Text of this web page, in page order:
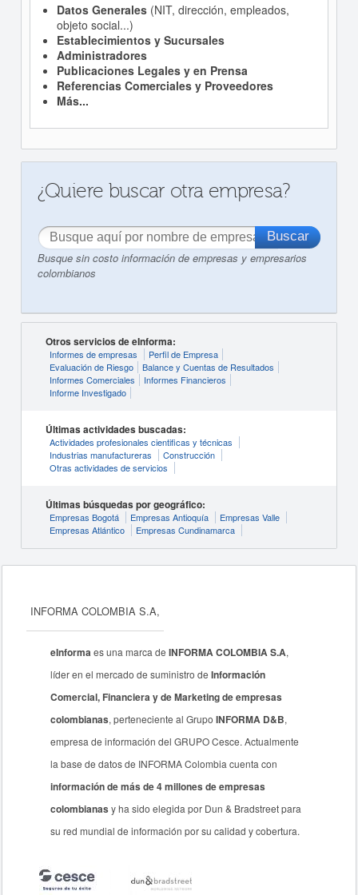
Datos Generales(NIT, dirección, empleados,
objeto social...)
Establecimientos y Sucursales
Administradores
Publicaciones Legales y en Prensa
Referencias Comerciales y Proveedores
Más...
¿Quiere buscar otra empresa?
Busque sin costo información de empresas y empresarios
colombianos
Otros servicios de eInforma:
Informes de empresas
Perfil de Empresa
Evaluación de Riesgo
Balance y Cuentas de Resultados
Informes Comerciales
Informes Financieros
Informe Investigado
Últimas actividades buscadas:
Actividades profesionales cientificas y técnicas
Industrias manufactureras
Construcción
Otras actividades de servicios
Últimas búsquedas por geográfico:
Empresas Bogotá Empresas Antioquía
Empresas Valle
Empresas Atlántico
Empresas Cundinamarca
INFORMA COLOMBIA S.A,
eInformaes una marca deINFORMA COLOMBIA S.A,
líder en el mercado de suministro deInformación
Comercial, Financiera y de Marketing de empresas
colombianas, perteneciente al GrupoINFORMA D&B,
empresa de información del GRUPO Cesce. Actualmente
la base de datos de INFORMA Colombia cuenta con
información de más de 4 millones de empresas
colombianas y ha sido elegida por Dun & Bradstreet para
su red mundial de información por su calidad y cobertura.